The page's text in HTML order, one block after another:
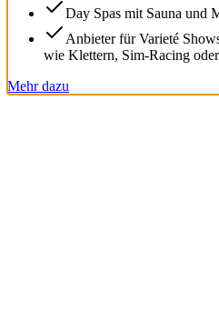
Day Spas mit Sauna und
Anbieter für Varieté
wie Klettern, Sim-Racing
Mehr dazu